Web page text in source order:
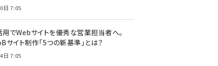
日 7:05
でWebサイトを優秀な営業担当者へ。
サイト制作「5つの新基準」とは？
日 7:05